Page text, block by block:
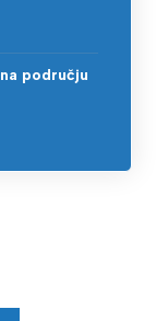
području